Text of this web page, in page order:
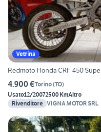
Vetrina
Redmoto Honda CRF 450
4.900 €Torino(TO)
Usato12/20072500 KmAltro
Rivenditore VIGNA MOTOR SRL